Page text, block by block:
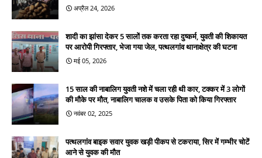
अप्रैल 24, 2026
शादी का झांसा देकर 5 सालों तक करता रहा दुष्कर्म, युवती की शिकायत
पर आरोपी गिरफ्तार, भेजा गया जेल, पत्थलगांव थानाक्षेत्र की घटना
मई 05, 2026
15 साल की नाबालिग युवती नशे में चला रही थी कार, टक्कर में 3 लोगों
की मौके पर मौत, नाबालिग चालक व उसके पिता को किया गिरफ्तार
नवंबर 02, 2025
पत्थलगांव बाइक सवार युवक खड़ी पीकप से टकराया, सिर में गम्भीर चोटें
आने से युवक की मौत